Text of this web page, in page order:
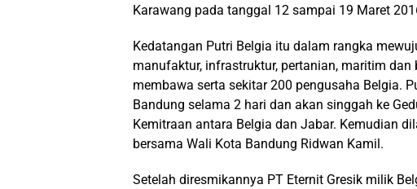
Karawang pada tanggal 12 sampai 19 Maret
Kedatangan Putri Belgia itu dalam rangka
manufaktur, infrastruktur, pertanian, maritim
membawa serta sekitar 200 pengusaha Belgia.
Bandung selama 2 hari dan akan singgah ke
Kemitraan antara Belgia dan Jabar. Kemudian
bersama Wali Kota Bandung Ridwan Kamil.
Setelah diresmikannya PT Eternit Gresik milik